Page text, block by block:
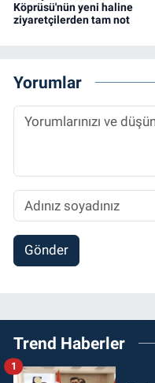
Köprüsü'nün yeni haline
ziyaretçilerden tam not
Yorumlar
Gönder
Trend Haberler
1